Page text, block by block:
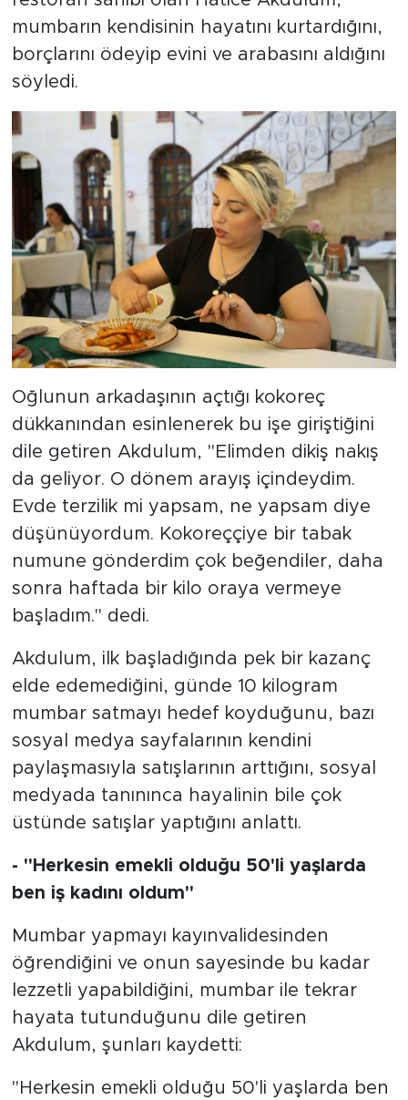
mumbarın kendisinin hayatını kurtardığını,
borçlarını ödeyip evini ve arabasını aldığını
söyledi.
Oğlunun arkadaşının açtığı kokoreç
dükkanından esinlenerek bu işe giriştiğini
dile getiren Akdulum, "Elimden dikiş nakış
da geliyor. O dönem arayış içindeydim.
Evde terzilik mi yapsam, ne yapsam diye
düşünüyordum. Kokoreççiye bir tabak
numune gönderdim çok beğendiler, daha
sonra haftada bir kilo oraya vermeye
başladım." dedi.
Akdulum, ilk başladığında pek bir kazanç
elde edemediğini, günde 10 kilogram
mumbar satmayı hedef koyduğunu, bazı
sosyal medya sayfalarının kendini
paylaşmasıyla satışlarının arttığını, sosyal
medyada tanınınca hayalinin bile çok
üstünde satışlar yaptığını anlattı.
- "Herkesin emekli olduğu 50'li yaşlarda
ben iş kadını oldum"
Mumbar yapmayı kayınvalidesinden
öğrendiğini ve onun sayesinde bu kadar
lezzetli yapabildiğini, mumbar ile tekrar
hayata tutunduğunu dile getiren
Akdulum, şunları kaydetti:
"Herkesin emekli olduğu 50'li yaşlarda ben